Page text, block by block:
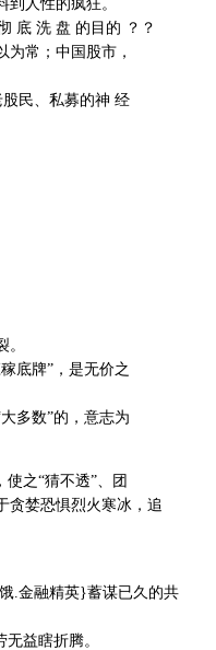
人性的疯狂。
底 洗 盘 的目的 ？？
为常；中国股市，
民、私募的神 经
底牌”，是无价之
多数”的，意志为
之“猜不透”、团
贪婪恐惧烈火寒冰，追
.金融精英}蓄谋已久的共
益瞎折腾。